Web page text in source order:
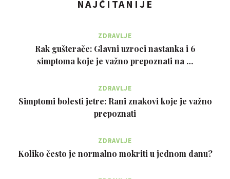
NAJČITANIJE
ZDRAVLJE
Rak gušterače: Glavni uzroci nastanka i 6
simptoma koje je važno prepoznati na …
ZDRAVLJE
Simptomi bolesti jetre: Rani znakovi koje je važno
prepoznati
ZDRAVLJE
Koliko često je normalno mokriti u jednom danu?